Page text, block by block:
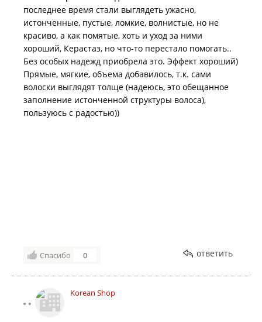
последнее время стали выглядеть ужасно,
истонченные, пустые, ломкие, волнистые, но не
красиво, а как помятые, хоть и уход за ними
хороший, Керастаз, но что-то перестало помогать..
Без особых надежд приобрела это. Эффект хороший)
Прямые, мягкие, объема добавилось, т.к. сами
волоски выглядят толще (надеюсь, это обещанное
заполнение истонченной структуры волоса),
пользуюсь с радостью))
Спасибо 0 ответить
Korean Shop